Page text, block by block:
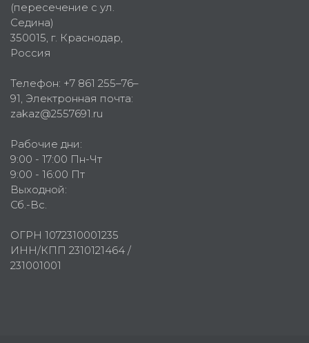
(пересечение с ул.
Седина)
350015, г. Краснодар,
Россия
Телефон: +7 861 255–76–
91, Электронная почта:
zakaz@2557691.ru
Рабочие дни:
9:00 - 17:00 Пн-Чт
9:00 - 16:00 Пт
Выходной:
Сб.-Вс.
ОГРН 1072310001235
ИНН/КПП 2310121464 /
231001001